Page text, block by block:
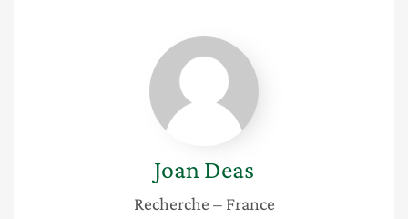
Joan
Deas
Joan Deas
Recherche – France